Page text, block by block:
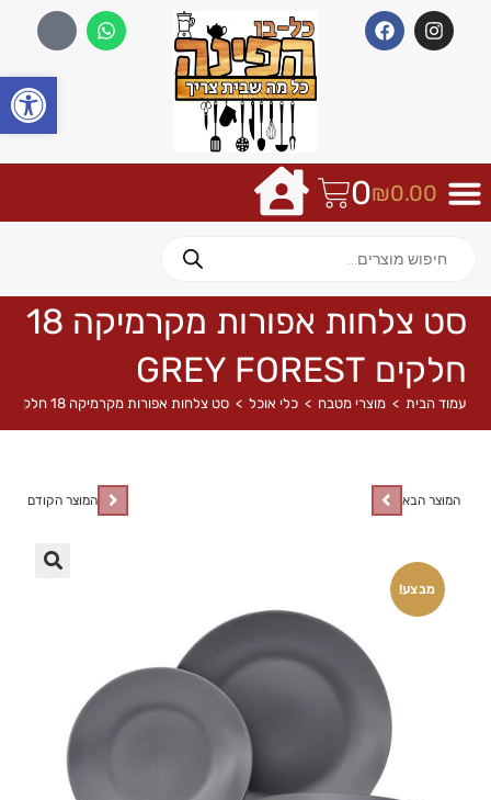
₪0.00
0
סט צלחות אפורות מקרמיקה 18
חלקים GREY FOREST
עמוד הבית > מוצרי מטבח > כלי אוכל > סט צלחות אפורות מקרמיקה 18 חלקים GREY FOREST
מבצע!
המוצר הקודם המוצר הבא